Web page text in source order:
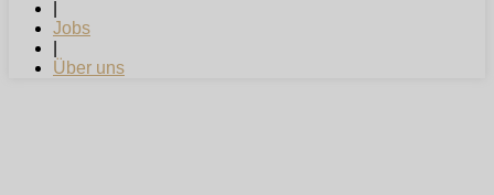
Jobs
Über uns